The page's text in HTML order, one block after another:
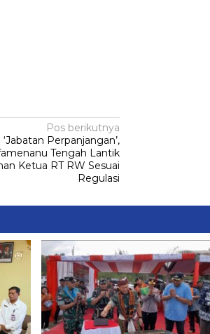
Pos berikutnya
Perpanjangan’,
Tengah Lantik
Ketua RT RW Sesuai
Regulasi